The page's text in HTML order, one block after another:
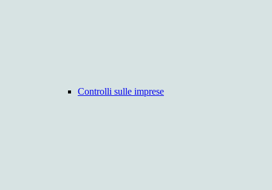
Controlli sulle imprese